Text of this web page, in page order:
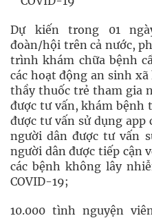
Dự kiến trong 01
đoàn/hội trên cả nước,
trình khám chữa bệnh
các hoạt động an sinh
thầy thuốc trẻ tham gia
được tư vấn, khám bệnh
được tư vấn sử dụng app
người dân được tư vấn
người dân được tiếp cận
các bệnh không lây
COVID-19;
10.000 tình nguyện